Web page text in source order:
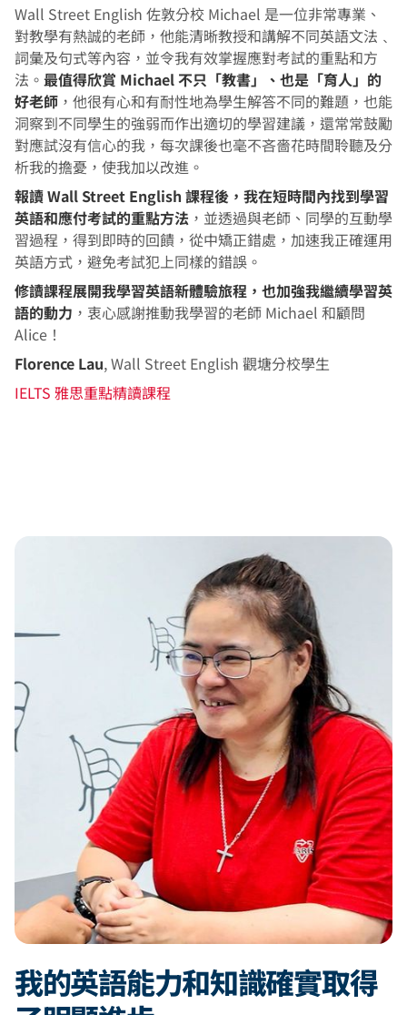
Wall Street English 佐敦分校 Michael 是一位非常專業、
對教學有熱誠的老師，他能清晰教授和講解不同英語文法﹑
詞彙及句式等內容，並令我有效掌握應對考試的重點和方
法。 最值得欣賞 Michael 不只「教書」、也是「育人」的
好老師 ，他很有心和有耐性地為學生解答不同的難題，也能
洞察到不同學生的強弱而作出適切的學習建議，還常常鼓勵
對應試沒有信心的我，每次課後也毫不吝嗇花時間聆聽及分
析我的擔憂，使我加以改進。
報讀 Wall Street English 課程後，我在短時間內找到學習
英語和應付考試的重點方法 ，並透過與老師、同學的互動學
習過程，得到即時的回饋，從中矯正錯處，加速我正確運用
英語方式，避免考試犯上同樣的錯誤。
修讀課程展開我學習英語新體驗旅程，也加強我繼續學習英
語的動力 ，衷心感謝推動我學習的老師 Michael 和顧問
Alice！
Florence Lau, Wall Street English 觀塘分校學生
IELTS 雅思重點精讀課程
我的英語能力和知識確實取得